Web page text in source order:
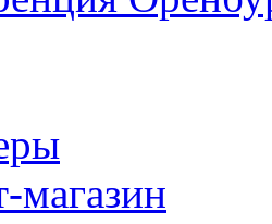
магазин